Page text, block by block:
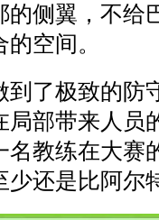
的侧翼，不给
空间。
到了极致的防
局部带来人员
名教练在大赛
少还是比阿尔